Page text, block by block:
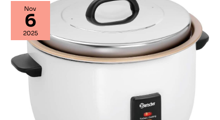
Nov
6
2025
Test
du
cuiseur
à
riz
12L
W